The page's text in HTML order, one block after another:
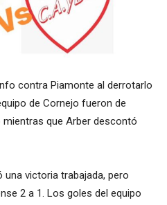
contra Piamonte al derrotarlo
de Cornejo fueron de
mientras que Arber descontó
una victoria trabajada, pero
2 a 1. Los goles del equipo